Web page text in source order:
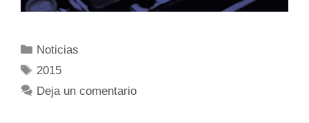
Noticias
2015
Deja un comentario